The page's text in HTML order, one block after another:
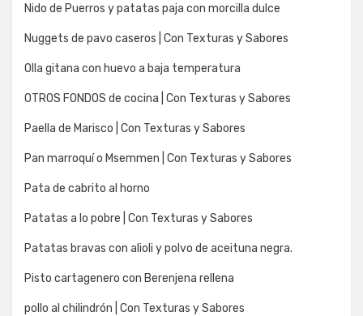
Nido de Puerros y patatas paja con morcilla dulce
Nuggets de pavo caseros | Con Texturas y Sabores
Olla gitana con huevo a baja temperatura
OTROS FONDOS de cocina | Con Texturas y Sabores
Paella de Marisco | Con Texturas y Sabores
Pan marroquí o Msemmen | Con Texturas y Sabores
Pata de cabrito al horno
Patatas a lo pobre | Con Texturas y Sabores
Patatas bravas con alioli y polvo de aceituna negra.
Pisto cartagenero con Berenjena rellena
pollo al chilindrón | Con Texturas y Sabores